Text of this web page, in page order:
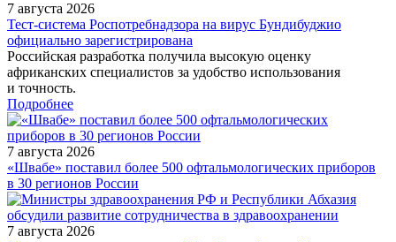
7 августа 2026
Тест‑система Роспотребнадзора на вирус Бундибуджио
официально зарегистрирована
Российская разработка получила высокую оценку
африканских специалистов за удобство использования
и точность.
Подробнее
7 августа 2026
«Швабе» поставил более 500 офтальмологических приборов
в 30 регионов России
7 августа 2026